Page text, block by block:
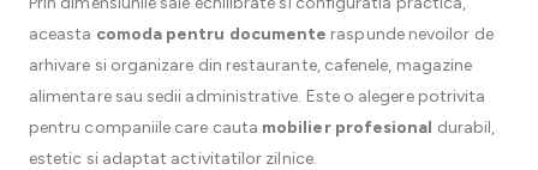
aceasta comoda pentru documente raspunde nevoilor de
arhivare si organizare din restaurante, cafenele, magazine
alimentare sau sedii administrative. Este o alegere potrivita
pentru companiile care cauta mobilier profesional durabil,
estetic si adaptat activitatilor zilnice.